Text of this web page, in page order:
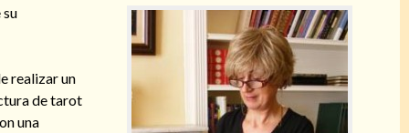
realizar un
de tarot
una